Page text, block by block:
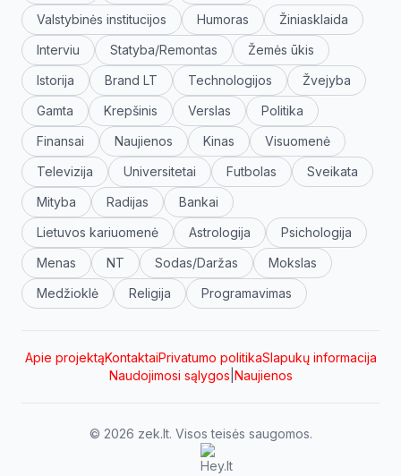
Valstybinės institucijos
Humoras
Žiniasklaida
Interviu
Statyba/Remontas
Žemės ūkis
Istorija
Brand LT Technologijos
Žvejyba
Gamta
Krepšinis Verslas
Politika
Finansai
Naujienos Kinas
Visuomenė
Televizija
Universitetai Futbolas
Sveikata
Mityba
Radijas
Bankai
Lietuvos kariuomenė
Astrologija
Psichologija
Menas
NT Sodas/Daržas
Mokslas
Medžioklė
Religija Programavimas
Apie projektąKontaktaiPrivatumo politikaSlapukų informacija
Naudojimosi sąlygos Naujienos
© 2026 zek.lt. Visos teisės saugomos.